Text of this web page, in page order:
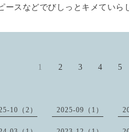
ースなどでびしっとキメていら
1 2 3 4 5
10（2） 2025-09（1）